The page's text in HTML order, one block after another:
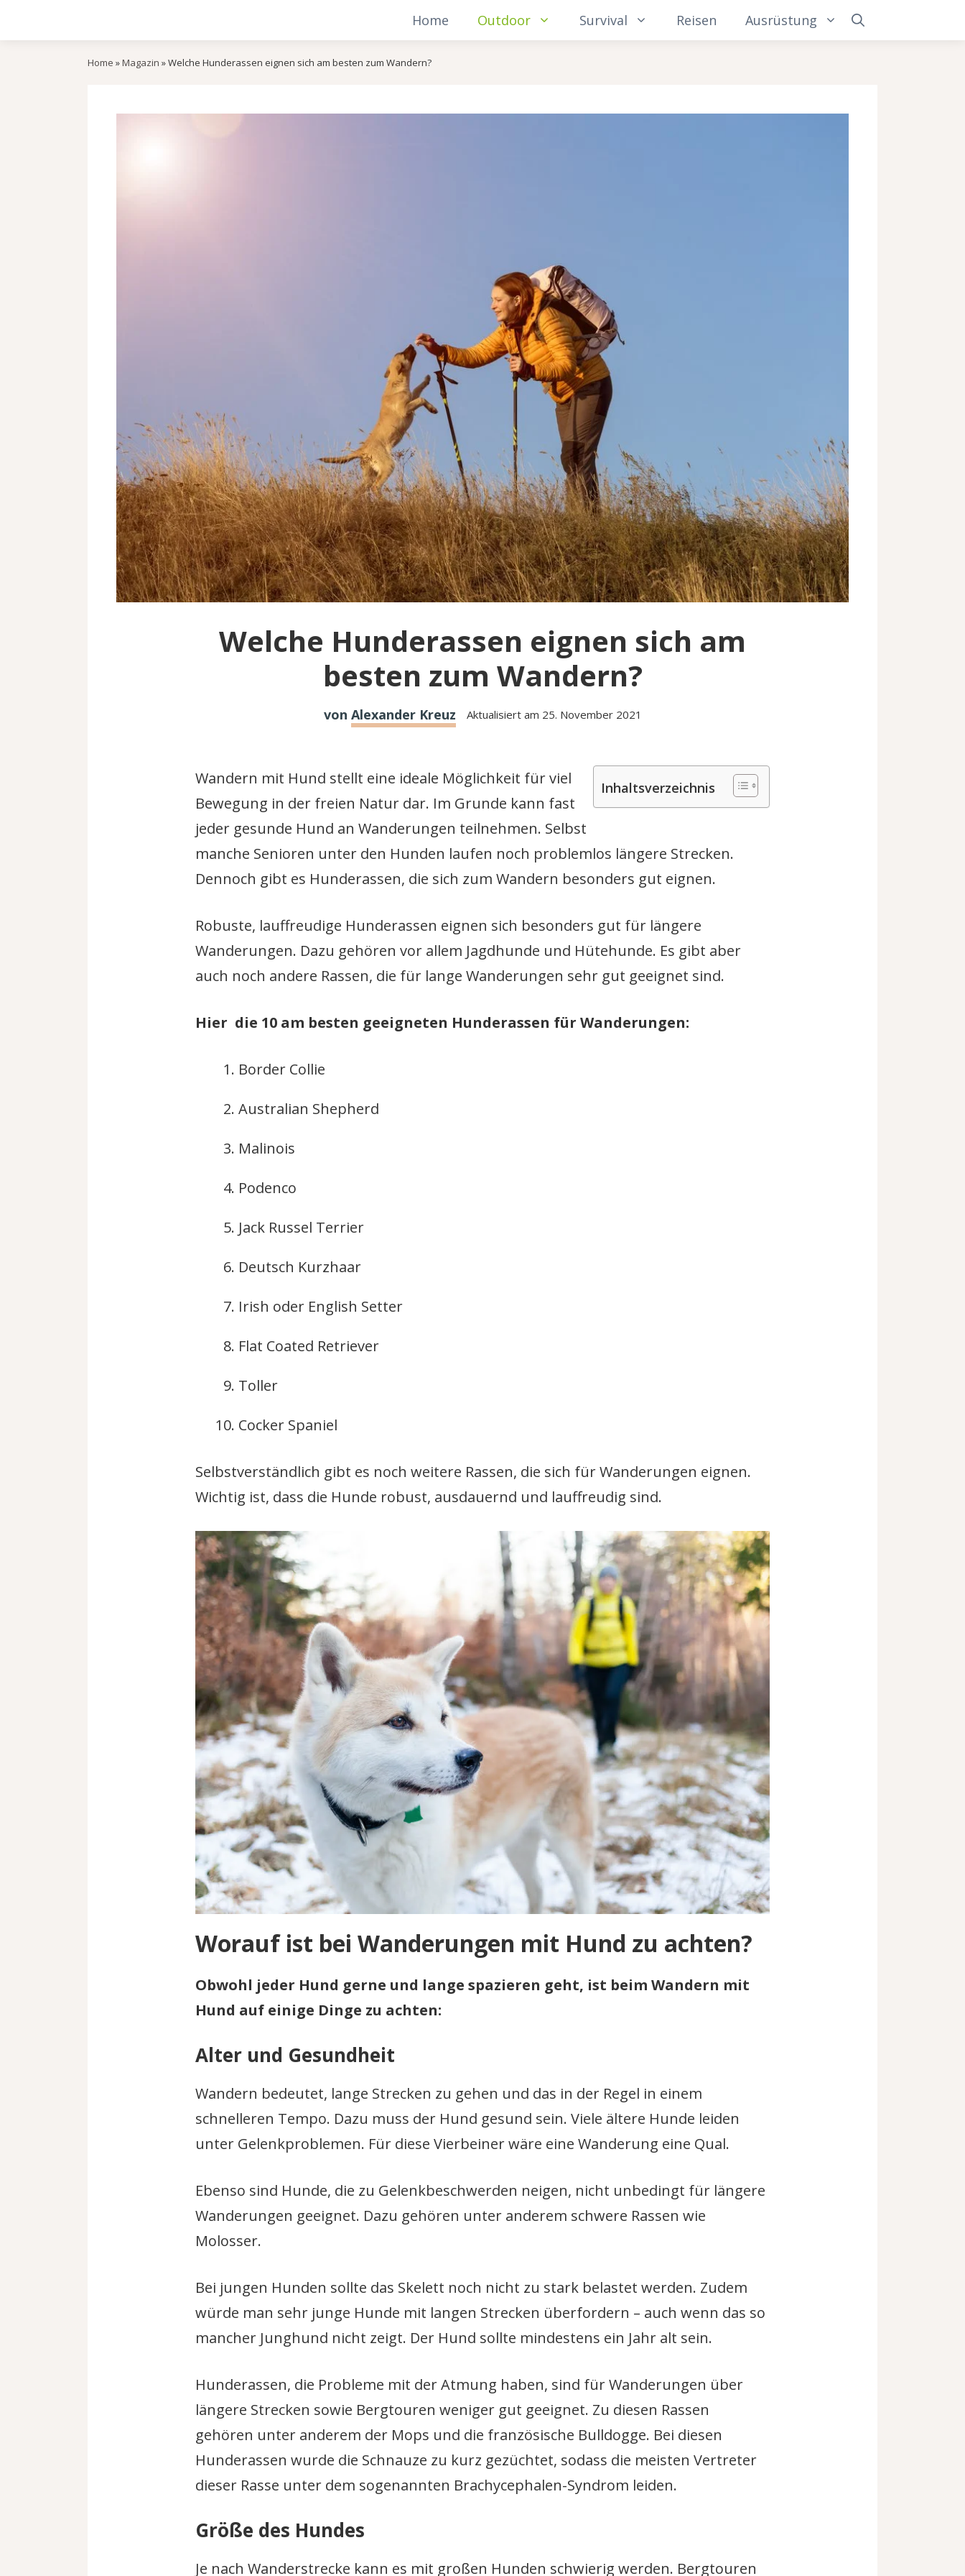
Inhalt
Home Outdoor Survival Reisen Ausrüstung
Home »Magazin »Welche Hunderassen eignen sich am besten zum Wandern?
Welche Hunderassen eignen sich am
besten zum Wandern?
von Alexander Kreuz Aktualisiert am 25. November 2021
Inhaltsverzeichnis
Wandern mit Hund stellt eine ideale Möglichkeit für viel
Bewegung in der freien Natur dar. Im Grunde kann fast
jeder gesunde Hund an Wanderungen teilnehmen. Selbst
manche Senioren unter den Hunden laufen noch problemlos längere Strecken.
Dennoch gibt es Hunderassen, die sich zum Wandern besonders gut eignen.
Robuste, lauffreudige Hunderassen eignen sich besonders gut für längere
Wanderungen. Dazu gehören vor allem Jagdhunde und Hütehunde. Es gibt aber
auch noch andere Rassen, die für lange Wanderungen sehr gut geeignet sind.
Hier die 10 am besten geeigneten Hunderassen für Wanderungen:
Border Collie
Australian Shepherd
Malinois
Podenco
Jack Russel Terrier
Deutsch Kurzhaar
Irish oder English Setter
Flat Coated Retriever
Toller
Cocker Spaniel
Selbstverständlich gibt es noch weitere Rassen, die sich für Wanderungen eignen.
Wichtig ist, dass die Hunde robust, ausdauernd und lauffreudig sind.
Worauf ist bei Wanderungen mit Hund zu achten?
Obwohl jeder Hund gerne und lange spazieren geht, ist beim Wandern mit
Hund auf einige Dinge zu achten:
Alter und Gesundheit
Wandern bedeutet, lange Strecken zu gehen und das in der Regel in einem
schnelleren Tempo. Dazu muss der Hund gesund sein. Viele ältere Hunde leiden
unter Gelenkproblemen. Für diese Vierbeiner wäre eine Wanderung eine Qual.
Ebenso sind Hunde, die zu Gelenkbeschwerden neigen, nicht unbedingt für längere
Wanderungen geeignet. Dazu gehören unter anderem schwere Rassen wie
Molosser.
Bei jungen Hunden sollte das Skelett noch nicht zu stark belastet werden. Zudem
würde man sehr junge Hunde mit langen Strecken überfordern – auch wenn das so
mancher Junghund nicht zeigt. Der Hund sollte mindestens ein Jahr alt sein.
Hunderassen, die Probleme mit der Atmung haben, sind für Wanderungen über
längere Strecken sowie Bergtouren weniger gut geeignet. Zu diesen Rassen
gehören unter anderem der Mops und die französische Bulldogge. Bei diesen
Hunderassen wurde die Schnauze zu kurz gezüchtet, sodass die meisten Vertreter
dieser Rasse unter dem sogenannten Brachycephalen-Syndrom leiden.
Größe des Hundes
Je nach Wanderstrecke kann es mit großen Hunden schwierig werden. Bergtouren